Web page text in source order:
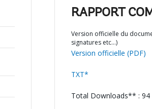
RAPPORT
Version officielle du
signatures etc…)
Version officielle (PDF)
TXT*
Total Downloads** : 94